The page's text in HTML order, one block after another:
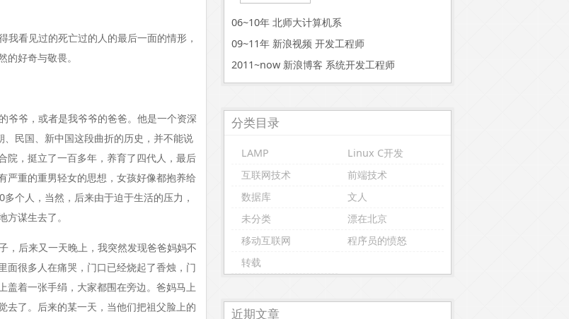
看见过的死亡过的人的最后一面的情形，
好奇与敬畏。
爷，或者是我爷爷的爸爸。他是一个资深
、民国、新中国这段曲折的历史，并不能说
院，挺立了一百多年，养育了四代人，最后
严重的重男轻女的思想，女孩好像都抱养给
个人，当然，后来由于迫于生活的压力，
谋生去了。
，后来又一天晚上，我突然发现爸爸妈妈不
面很多人在痛哭，门口已经烧起了香烛，门
盖着一张手绢，大家都围在旁边。爸妈马上
去了。后来的某一天，当他们把祖父脸上的
06~10年 北师大计算机系
09~11年 新浪视频 开发工程师
2011~now 新浪博客 系统开发工程师
分类目录
LAMP
Linux C开发
互联网技术
前端技术
数据库
文人
未分类
漂在北京
移动互联网
程序员的愤怒
转载
近期文章